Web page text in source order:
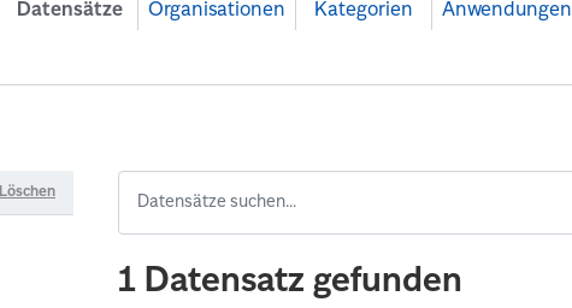
Datensätze Organisationen Kategorien Anwendungen
Löschen
1 Datensatz gefunden